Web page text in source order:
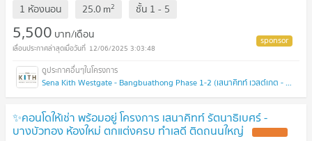
1 ห้องนอน 25.0m2 ชั้น 1 - 5
5,500 บาท/เดือน
12/06/2025 3:03:48
Sena Kith Westgate - Bangbuathong Phase 1-2 (เสนาคิทท์ เวสต์เกต - บางบัวทอง เฟส 1-2 )
✨คอนโดให้เช่า พร้อมอยู่ โครงการ เสนาคิทท์ รัตนาธิเบศร์ -
บางบัวทอง ห้องใหม่ ตกแต่งครบ ทำเลดี ติดถนนใหญ่